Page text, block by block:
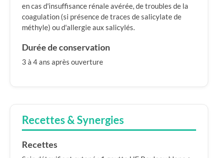
en cas d'insuffisance rénale avérée, de troubles de la
coagulation (si présence de traces de salicylate de
méthyle) ou d'allergie aux salicylés.
Durée de conservation
3 à 4 ans après ouverture
Recettes & Synergies
Recettes